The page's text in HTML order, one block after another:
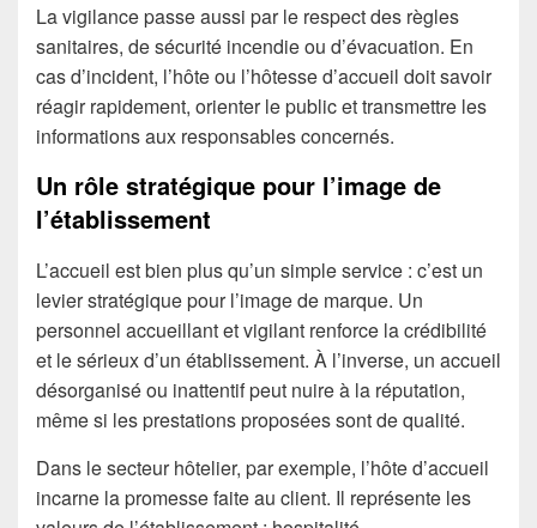
La vigilance passe aussi par le respect des règles
sanitaires, de sécurité incendie ou d’évacuation. En
cas d’incident, l’hôte ou l’hôtesse d’accueil doit savoir
réagir rapidement, orienter le public et transmettre les
informations aux responsables concernés.
Un rôle stratégique pour l’image de
l’établissement
L’accueil est bien plus qu’un simple service : c’est un
levier stratégique pour l’image de marque. Un
personnel accueillant et vigilant renforce la crédibilité
et le sérieux d’un établissement. À l’inverse, un accueil
désorganisé ou inattentif peut nuire à la réputation,
même si les prestations proposées sont de qualité.
Dans le secteur hôtelier, par exemple, l’hôte d’accueil
incarne la promesse faite au client. Il représente les